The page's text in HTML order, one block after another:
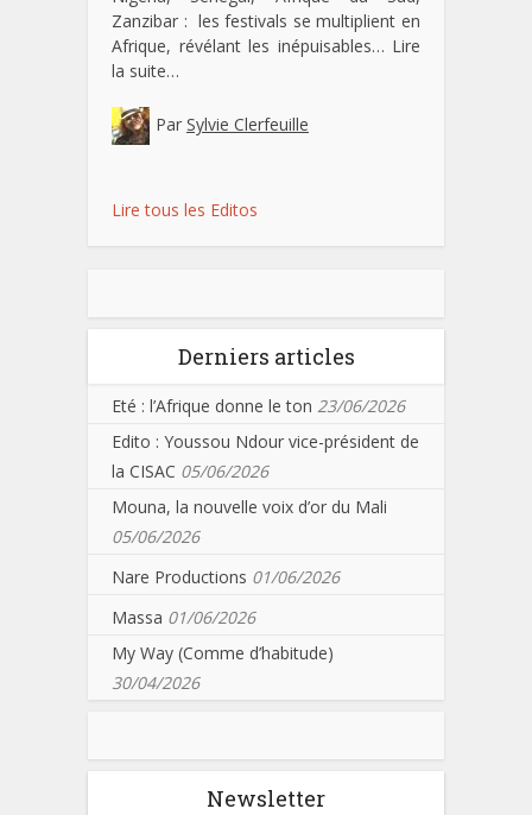
Zanzibar : les festivals se multiplient en
Afrique, révélant les inépuisables… Lire
la suite…
Par Sylvie Clerfeuille
Lire tous les Editos
Derniers articles
Eté : l’Afrique donne le ton 23/06/2026
Edito : Youssou Ndour vice-président de
la CISAC 05/06/2026
Mouna, la nouvelle voix d’or du Mali
05/06/2026
Nare Productions 01/06/2026
Massa 01/06/2026
My Way (Comme d’habitude)
30/04/2026
Newsletter